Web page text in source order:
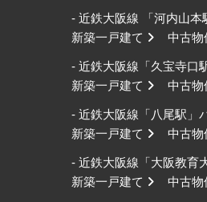
- 近鉄大阪線 「河内山
新築一戸建て
中古物
- 近鉄大阪線「久宝寺口駅
新築一戸建て
中古物
- 近鉄大阪線「八尾駅
新築一戸建て
中古物
- 近鉄大阪線「大阪教育
新築一戸建て
中古物